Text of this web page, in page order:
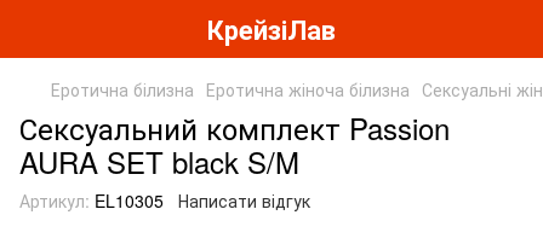
КрейзіЛав
Еротична білизна Еротична жіноча білизна Сексуальні
Сексуальний комплект Passion
AURA SET black S/M
Артикул: EL10305 Написати відгук